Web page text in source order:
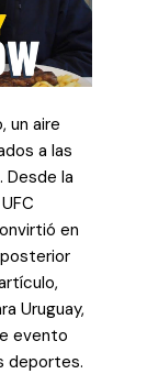
un aire
a las
Desde la
en
Uruguay,
evento
deportes.